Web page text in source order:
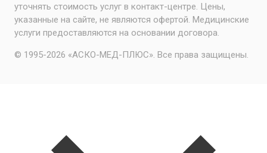
уточнять стоимость услуг в контакт-центре. Цены,
указанные на сайте, не являются офертой. Медицинские
услуги предоставляются на основании договора.
© 1995-2026 «АСКО-МЕД-ПЛЮС». Все права защищены.